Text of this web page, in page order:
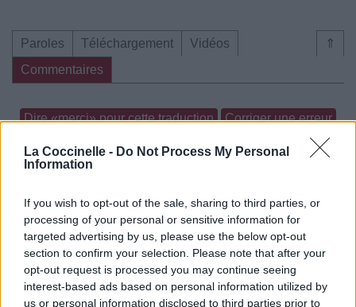
La Coccinelle - Do Not Process My Personal
Information
If you wish to opt-out of the sale, sharing to third parties, or
processing of your personal or sensitive information for
targeted advertising by us, please use the below opt-out
section to confirm your selection. Please note that after your
opt-out request is processed you may continue seeing
interest-based ads based on personal information utilized by
us or personal information disclosed to third parties prior to
⇑
Paroles Téléchargement
Vidéos
Commentaires
Dire «merci» pour cette traduction Corriger une erreur